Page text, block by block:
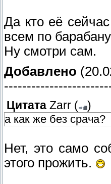
Да кто её
всем по
Ну смотри сам.
Добавлено
Цитата Zarr (
)
а как же без срача?
Нет, это само
этого прожить.